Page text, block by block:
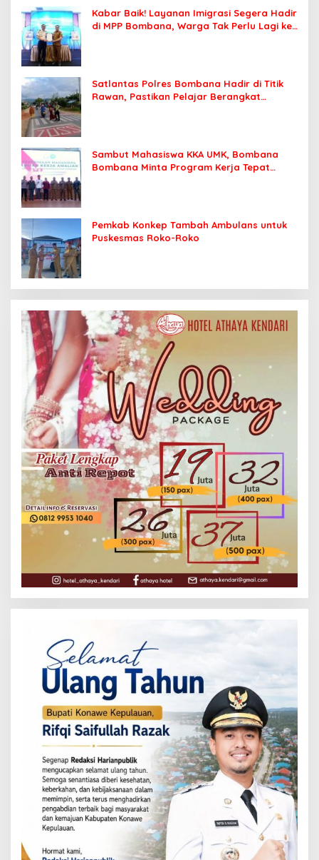
Kabar Baik! Layanan Imigrasi Segera Hadir
di MPP Bombana, Warga Tak Perlu Lagi ke
Satlantas Polres Bombana Hadir di Titik
Rawan, Pastikan Pelajar Berangkat
Sambut Mahasiswa KKA UMK, Bombana
Bombana Minta Program Kerja Tepat
Pemkab Konkep Tambah Ambulans untuk
Puskesmas Roko-Roko